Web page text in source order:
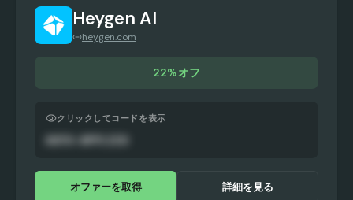
Heygen AI
heygen.com
22%オフ
クリックしてコードを表示
オファーを取得 詳細を見る